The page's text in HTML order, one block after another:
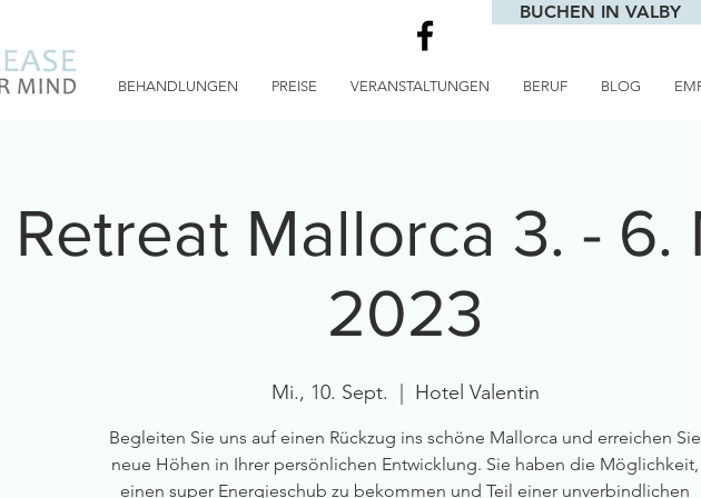
BEHANDLUNGEN PREISE VERANSTALTUNGEN BERUF BLOG
BUCHEN IN VALBY
Retreat Mallorca 3. - 6.
2023
Mi., 10. Sept. Hotel Valentin
Begleiten Sie uns auf einen Rückzug ins schöne Mallorca und erreichen Sie
neue Höhen in Ihrer persönlichen Entwicklung. Sie haben die Möglichkeit,
einen super Energieschub zu bekommen und Teil einer unverbindlichen